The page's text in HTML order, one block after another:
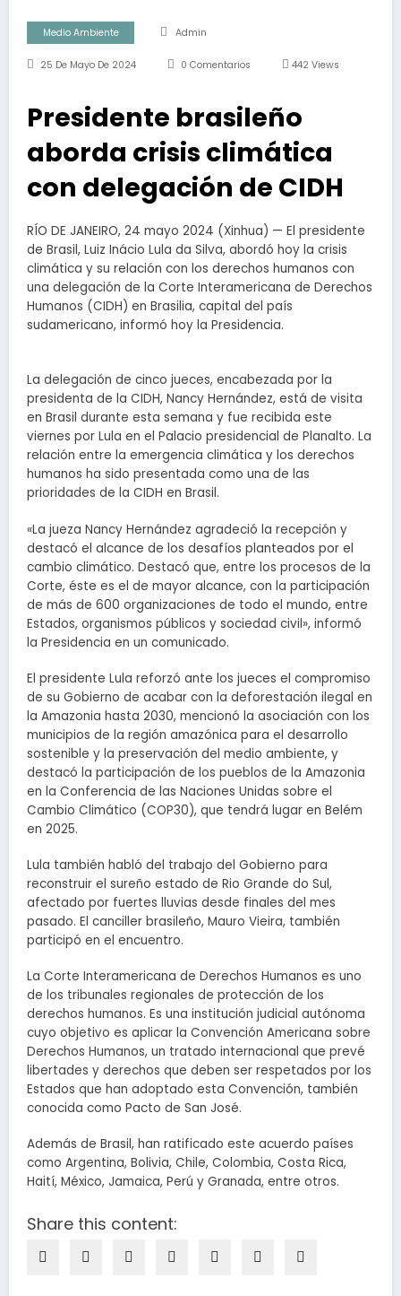
Medio Ambiente Admin
25 De Mayo De 2024 0 Comentarios 442Views
Presidente brasileño
aborda crisis climática
con delegación de CIDH
RÍO DE JANEIRO, 24 mayo 2024 (Xinhua) — El presidente
de Brasil, Luiz Inácio Lula da Silva, abordó hoy la crisis
climática y su relación con los derechos humanos con
una delegación de la Corte Interamericana de Derechos
Humanos (CIDH) en Brasilia, capital del país
sudamericano, informó hoy la Presidencia.
La delegación de cinco jueces, encabezada por la
presidenta de la CIDH, Nancy Hernández, está de visita
en Brasil durante esta semana y fue recibida este
viernes por Lula en el Palacio presidencial de Planalto. La
relación entre la emergencia climática y los derechos
humanos ha sido presentada como una de las
prioridades de la CIDH en Brasil.
«La jueza Nancy Hernández agradeció la recepción y
destacó el alcance de los desafíos planteados por el
cambio climático. Destacó que, entre los procesos de la
Corte, éste es el de mayor alcance, con la participación
de más de 600 organizaciones de todo el mundo, entre
Estados, organismos públicos y sociedad civil», informó
la Presidencia en un comunicado.
El presidente Lula reforzó ante los jueces el compromiso
de su Gobierno de acabar con la deforestación ilegal en
la Amazonia hasta 2030, mencionó la asociación con los
municipios de la región amazónica para el desarrollo
sostenible y la preservación del medio ambiente, y
destacó la participación de los pueblos de la Amazonia
en la Conferencia de las Naciones Unidas sobre el
Cambio Climático (COP30), que tendrá lugar en Belém
en 2025.
Lula también habló del trabajo del Gobierno para
reconstruir el sureño estado de Rio Grande do Sul,
afectado por fuertes lluvias desde finales del mes
pasado. El canciller brasileño, Mauro Vieira, también
participó en el encuentro.
La Corte Interamericana de Derechos Humanos es uno
de los tribunales regionales de protección de los
derechos humanos. Es una institución judicial autónoma
cuyo objetivo es aplicar la Convención Americana sobre
Derechos Humanos, un tratado internacional que prevé
libertades y derechos que deben ser respetados por los
Estados que han adoptado esta Convención, también
conocida como Pacto de San José.
Además de Brasil, han ratificado este acuerdo países
como Argentina, Bolivia, Chile, Colombia, Costa Rica,
Haití, México, Jamaica, Perú y Granada, entre otros.
Share this content: